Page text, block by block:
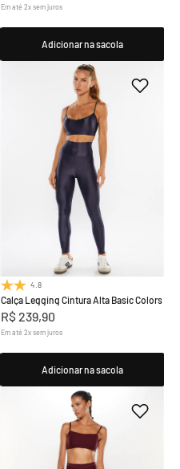
Em até2xsem juros
Adicionar na sacola
4.8
Calça Legging Cintura Alta Basic Colors
R$239,90
Em até2xsem juros
Adicionar na sacola